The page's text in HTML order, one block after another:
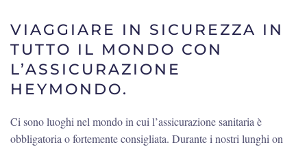
VIAGGIARE IN SICUREZZA IN
TUTTO IL MONDO CON
L’ASSICURAZIONE
HEYMONDO.
Ci sono luoghi nel mondo in cui l’assicurazione sanitaria è
obbligatoria o fortemente consigliata. Durante i nostri lunghi on